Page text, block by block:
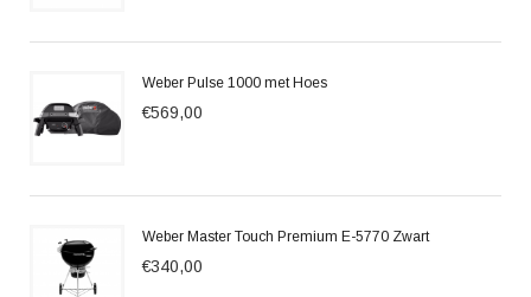
Weber Pulse 1000 met Hoes
€569,00
Weber Master Touch Premium E-5770 Zwart
€340,00